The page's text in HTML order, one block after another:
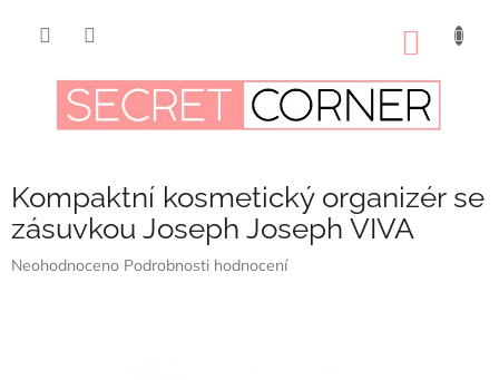
Kompaktní kosmetický organizér se
zásuvkou Joseph Joseph VIVA
Průměrné
Neohodnoceno Podrobnosti hodnocení